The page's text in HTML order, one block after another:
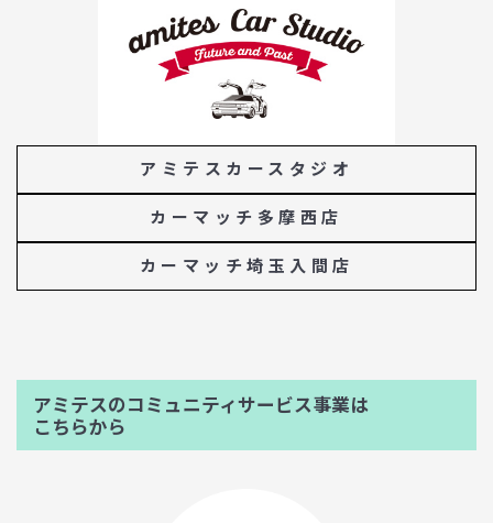
アミテスカースタジオ
カーマッチ多摩西店
カーマッチ埼玉入間店
アミテスのコミュニティサービス事業は
こちらから